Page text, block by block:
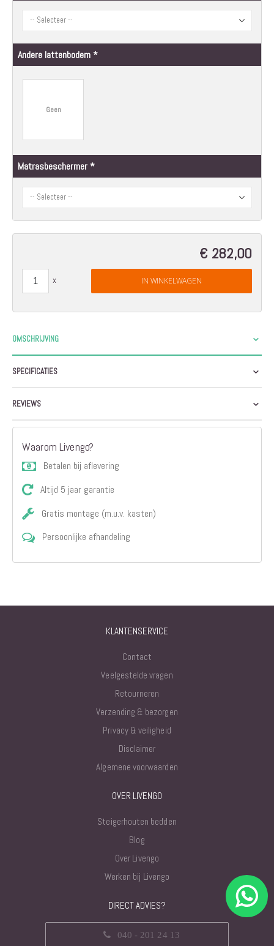
Andere lattenbodem
Geen
Matrasbeschermer
€ 282,00
IN WINKELWAGEN
OMSCHRIJVING
SPECIFICATIES
REVIEWS
Waarom Livengo?
Betalen bij aflevering
Altijd 5 jaar garantie
Gratis montage (m.u.v. kasten)
Persoonlijke afhandeling
KLANTENSERVICE
Contact
Veelgestelde vragen
Retourneren
Verzending & bezorgen
Privacy & veiligheid
Disclaimer
Algemene voorwaarden
OVER LIVENGO
Steigerhouten bedden
Blog
Over Livengo
Werken bij Livengo
DIRECT ADVIES?
040 - 201 24 13